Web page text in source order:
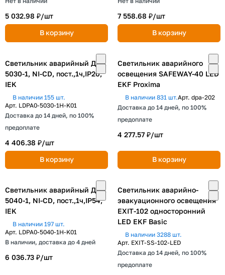
5 032.98 ₽/шт
В корзину
7 558.68 ₽/шт
В корзину
Светильник аварийный ДПА
5030-1, NI-CD, пост.,1ч,IP20,
IEK
В наличии 155 шт.
Арт. LDPA0-5030-1H-K01
Доставка до 14 дней, по 100%
предоплате
4 406.38 ₽/шт
В корзину
Светильник аварийного
освещения SAFEWAY-40 LED
EKF Proxima
В наличии 831 шт.Арт. dpa-202
Доставка до 14 дней, по 100%
предоплате
4 277.57 ₽/шт
В корзину
Светильник аварийный ДПА
5040-1, NI-CD, пост.,1ч,IP54,
IEK
В наличии 197 шт.
Арт. LDPA0-5040-1H-K01
В наличии, доставка до 4 дней
6 036.73 ₽/шт
Светильник аварийно-
эвакуационного освещения
EXIT-102 односторонний
LED EKF Basic
В наличии 3288 шт.
Арт. EXIT-SS-102-LED
Доставка до 14 дней, по 100%
предоплате